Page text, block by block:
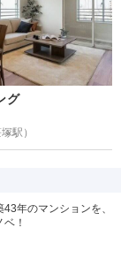
グ
塚駅）
年のマンションを、
！